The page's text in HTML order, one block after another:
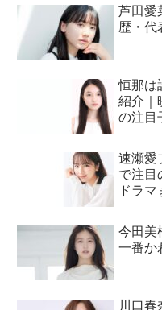
芦田愛
歴・代
恒那は
紹介｜
の注目
速瀬愛
で注目
ドラマ
今田美
一番か
川口